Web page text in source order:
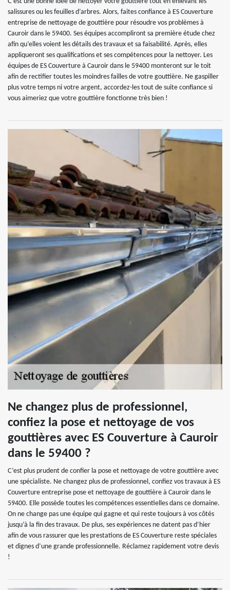
salissures ou les feuilles d’arbres. Alors, faites confiance à ES Couverture
entreprise de nettoyage de gouttière pour résoudre vos problèmes à
Cauroir dans le 59400. Ses équipes accompliront sa première étude chez
afin qu’elles voient les détails des travaux et sa faisabilité. Après, elles
appliqueront ses qualifications et ses compétences pour la nettoyer. Les
équipes de ES Couverture à Cauroir dans le 59400 monteront sur le toit
afin de rectifier toutes les moindres failles de votre gouttière. Ne gaspiller
plus votre temps ni votre argent, accordez-les tout de suite confiance si
vous aimeriez que votre gouttière fonctionne très bien !
Ne changez plus de professionnel,
confiez la pose et nettoyage de vos
gouttières avec ES Couverture à Cauroir
dans le 59400 ?
C’est plus prudent de confier la pose et nettoyage de votre gouttière avec
une spécialiste. Ne changez plus de professionnel, confiez vos travaux à ES
Couverture entreprise pose et nettoyage de gouttière à Cauroir dans le
59400. Elle possède toutes les compétences essentielles dans ce domaine.
On ne change pas une équipe qui gagne et qui reste toujours à vos côtés
jusqu’à la fin des travaux. De plus, ses expériences ne datent pas d’hier
afin de vous rassurer que les prestations de ES Couverture reste spéciales
et dignes d’une grande professionnelle. Réclamez rapidement votre devis
!